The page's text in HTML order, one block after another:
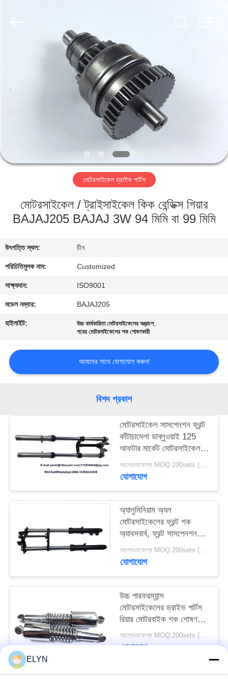
পণ্য
আমাদের
সম্পর্কে
কারখানা
ভ্রমণ
মান
নিয়ন্ত্রণ
উদ্ধৃতির
জন্য
সাইট
PRIVACY
POLICY
মোটরসাইকেল ড্রাইভ পার্টস
মোটরসাইকেল / ট্রাইসাইকেল কিক বেন্ডিক্স গিয়ার
BAJAJ205 BAJAJ 3W 94 মিমি বা 99 মিমি
উৎপত্তি স্থল: চীন
পরিচিতিমুলক নাম: Customized
সাক্ষ্যদান: ISO9001
মডেল নম্বার: BAJAJ205
হাইলাইট: উচ্চ কার্যকারিতা মোটরসাইকেলের যন্ত্রাংশ,
পরের মোটরসাইকেলের শক শোষণকারী
আমাদের সাথে যোগাযোগ করুন!
বিশদ প্রকাশ
মোটরসাইকেল সাসপেনশন ফ্রন্ট
কাঁটাচামেলা ডাব্লুওয়াই 125
আফটার মার্কেট মোটরসাইকেল
আলোচনাযোগ্য MOQ:200sets (2pcs / সেট থাকে)
যোগাযোগ
অ্যালুমিনিয়াম অ্যল
মোটরসাইকেলের ফ্রন্ট শক
অ্যাবসবার্ব, ফ্রন্ট সাসপেনশন
সিজি 125 ফোর করে
আলোচনাযোগ্য MOQ:200sets (2pcs / সেট থাকে)
যোগাযোগ
উচ্চ পারফরম্যান্স
মোটরসাইকেলের ড্রাইভ পার্টস
রিয়ার মোটরবাইক শক শোষণকারী
এসটিএক্স -১৫৫ 125
আলোচনাযোগ্য MOQ:200sets (2pcs / সেট থাকে)
যোগাযোগ
ELYN